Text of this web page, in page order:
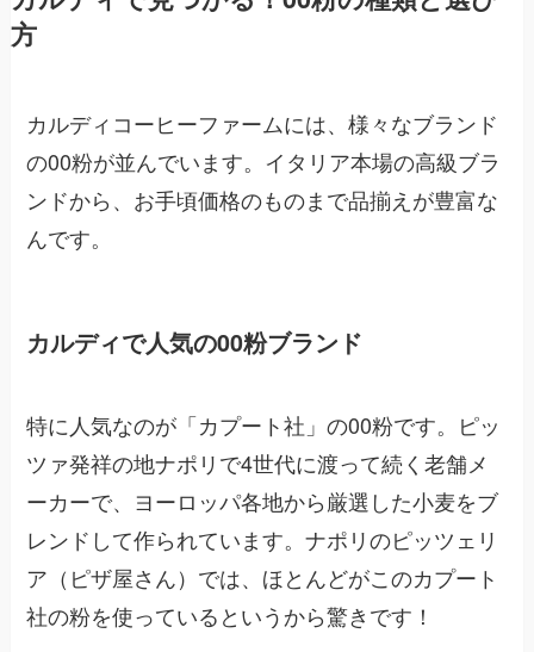
方
カルディコーヒーファームには、様々なブランド
の00粉が並んでいます。イタリア本場の高級ブラ
ンドから、お手頃価格のものまで品揃えが豊富な
んです。
カルディで人気の00粉ブランド
特に人気なのが「カプート社」の00粉です。ピッ
ツァ発祥の地ナポリで4世代に渡って続く老舗メ
ーカーで、ヨーロッパ各地から厳選した小麦をブ
レンドして作られています。ナポリのピッツェリ
ア（ピザ屋さん）では、ほとんどがこのカプート
社の粉を使っているというから驚きです！